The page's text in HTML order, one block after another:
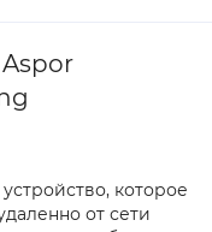
которое
от сети